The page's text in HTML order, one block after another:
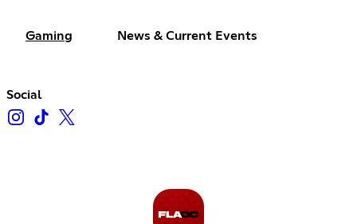
Gaming News & Current Events
Social